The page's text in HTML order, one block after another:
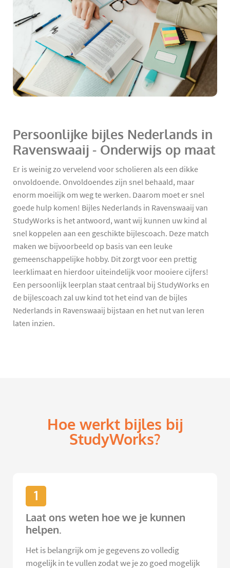
Persoonlijke bijles Nederlands in
Ravenswaaij - Onderwijs op maat
Er is weinig zo vervelend voor scholieren als een dikke
onvoldoende. Onvoldoendes zijn snel behaald, maar
enorm moeilijk om weg te werken. Daarom moet er snel
goede hulp komen! Bijles Nederlands in Ravenswaaij van
StudyWorks is het antwoord, want wij kunnen uw kind al
snel koppelen aan een geschikte bijlescoach. Deze match
maken we bijvoorbeeld op basis van een leuke
gemeenschappelijke hobby. Dit zorgt voor een prettig
leerklimaat en hierdoor uiteindelijk voor mooiere cijfers!
Een persoonlijk leerplan staat centraal bij StudyWorks en
de bijlescoach zal uw kind tot het eind van de bijles
Nederlands in Ravenswaaij bijstaan en het nut van leren
laten inzien.
Hoe werkt bijles bij
StudyWorks?
1
Laat ons weten hoe we je kunnen
helpen.
Het is belangrijk om je gegevens zo volledig
mogelijk in te vullen zodat we je zo goed mogelijk